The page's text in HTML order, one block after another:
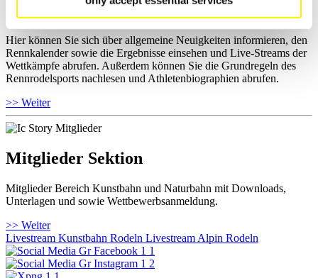
Hier können Sie sich über allgemeine Neuigkeiten informieren, den
Rennkalender sowie die Ergebnisse einsehen und Live-Streams der
Wettkämpfe abrufen. Außerdem können Sie die Grundregeln des
Rennrodelsports nachlesen und Athletenbiographien abrufen.
>> Weiter
Mitglieder Sektion
Mitglieder Bereich Kunstbahn und Naturbahn mit Downloads,
Unterlagen und sowie Wettbewerbsanmeldung.
>> Weiter
Livestream Kunstbahn Rodeln Livestream Alpin Rodeln